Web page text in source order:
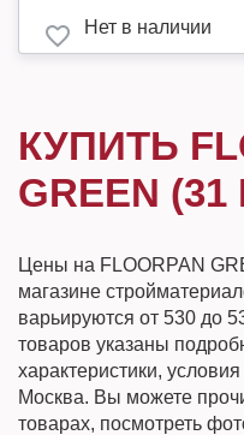
Нет в наличии
КУПИТЬ
GREEN
Цены на FLOORPAN
магазине
варьируются от 530 до
товаров указаны
характеристики,
Москва. Вы можете
товарах, посмотреть